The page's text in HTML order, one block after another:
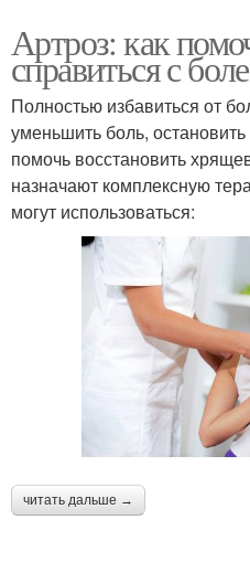
Артроз: как
справиться с
Полностью избавиться от
уменьшить боль,
помочь восстановить
назначают комплексную
могут использоваться:
читать дальше →